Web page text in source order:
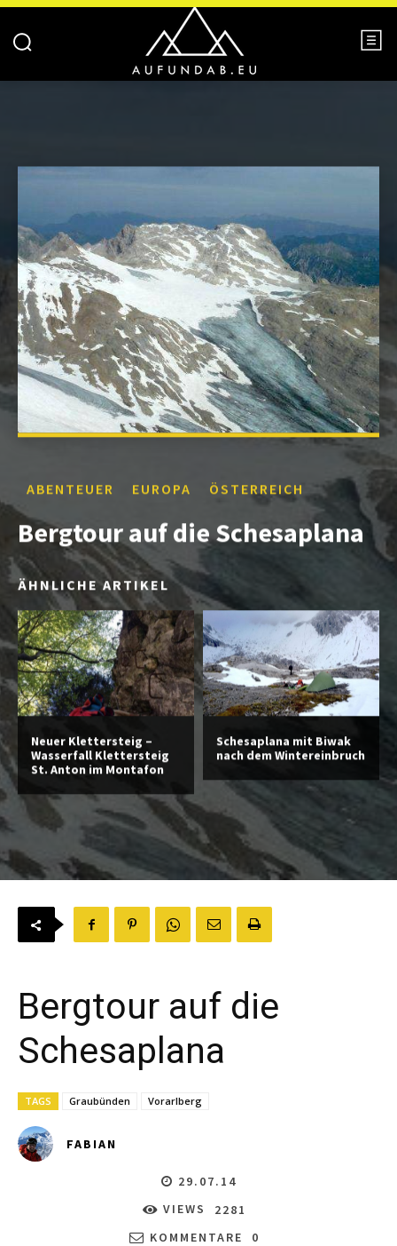
ABENTEUER EUROPA ÖSTERREICH
Bergtour auf die Schesaplana
ÄHNLICHE ARTIKEL
Neuer Klettersteig –
Wasserfall Klettersteig
St. Anton im Montafon
Schesaplana mit Biwak
nach dem Wintereinbruch
Bergtour auf die
Schesaplana
TAGS Graubünden Vorarlberg
FABIAN
29.07.14
VIEWS
2281
KOMMENTARE
0